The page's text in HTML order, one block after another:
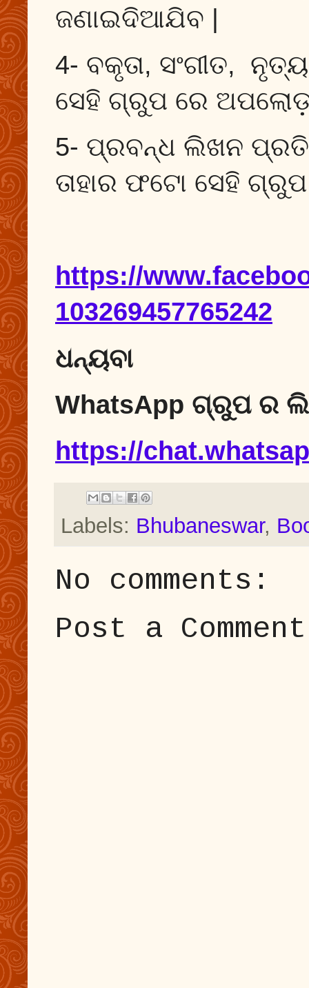
ଜଣାଇଦିଆଯିବ |
4- ବକୃତା, ସଂଗୀତ,
ସେହି ଗ୍ରୁପ ରେ
5- ପ୍ରବନ୍ଧ ଲିଖନ
ତାହାର ଫଟୋ ସେହି
https://
103269457765242
ଧନ୍ୟବା
WhatsApp ଗ୍ରୁପ ର
https://
Labels: Bhubaneswar,
No comments:
Post a Comment